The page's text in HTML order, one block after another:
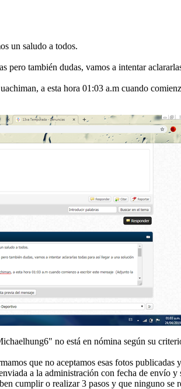
un saludo a todos.
pero también dudas, vamos a intentar
a esta hora 01:03 a.m cuando
no está en nómina según su
que no aceptamos esas fotos
a la administración con fecha de envío
cumplir o realizar 3 pasos y que ninguno se